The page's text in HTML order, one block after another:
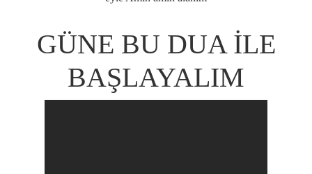
GÜNE BU DUA İLE
BAŞLAYALIM